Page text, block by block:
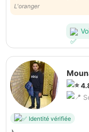
toujours très professionnel,
L'oranger
Identité vérifiée